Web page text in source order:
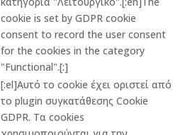
cookie is set by GDPR cookie
consent to record the user consent
for the cookies in the category
"Functional".[:]
[:el]Αυτό το cookie έχει οριστεί από
το plugin συγκατάθεσης Cookie
GDPR. Τα cookies